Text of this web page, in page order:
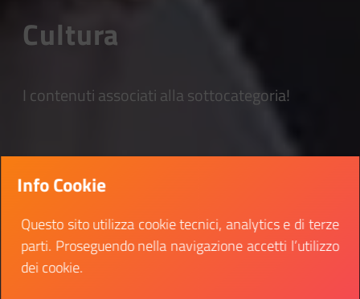
Cultura
I contenuti associati alla sottocategoria!
Info Cookie
Questo sito utilizza cookie tecnici, analytics e di terze
parti. Proseguendo nella navigazione accetti l’utilizzo
dei cookie.